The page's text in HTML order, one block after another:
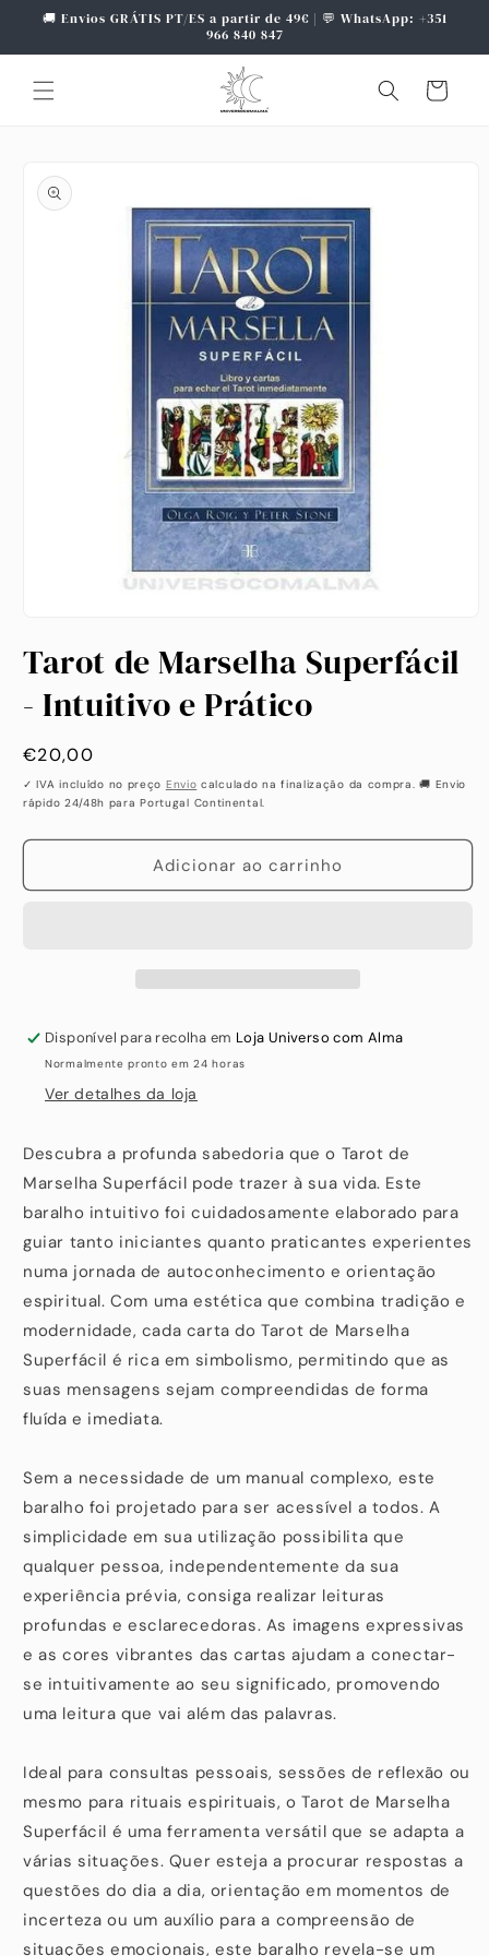
para o
🚚 Envios GRÁTIS PT/ES a partir de 49€ | 💬 WhatsApp: +351
966 840 847
Carrinho
informação
do produto
multimédia
1
modal
Tarot de Marselha Superfácil
- Intuitivo e Prático
Preço
habitual
€20,00
✓ IVA incluído no preço Envio calculado na finalização da compra. 🚚 Envio
rápido 24/48h para Portugal Continental.
Adicionar ao carrinho
Disponível para recolha em Loja Universo com Alma
Normalmente pronto em 24 horas
Ver detalhes da loja
Descubra a profunda sabedoria que o Tarot de
Marselha Superfácil pode trazer à sua vida. Este
baralho intuitivo foi cuidadosamente elaborado para
guiar tanto iniciantes quanto praticantes experientes
numa jornada de autoconhecimento e orientação
espiritual. Com uma estética que combina tradição e
modernidade, cada carta do Tarot de Marselha
Superfácil é rica em simbolismo, permitindo que as
suas mensagens sejam compreendidas de forma
fluída e imediata.
Sem a necessidade de um manual complexo, este
baralho foi projetado para ser acessível a todos. A
simplicidade em sua utilização possibilita que
qualquer pessoa, independentemente da sua
experiência prévia, consiga realizar leituras
profundas e esclarecedoras. As imagens expressivas
e as cores vibrantes das cartas ajudam a conectar-
se intuitivamente ao seu significado, promovendo
uma leitura que vai além das palavras.
Ideal para consultas pessoais, sessões de reflexão ou
mesmo para rituais espirituais, o Tarot de Marselha
Superfácil é uma ferramenta versátil que se adapta a
várias situações. Quer esteja a procurar respostas a
questões do dia a dia, orientação em momentos de
incerteza ou um auxílio para a compreensão de
situações emocionais, este baralho revela-se um